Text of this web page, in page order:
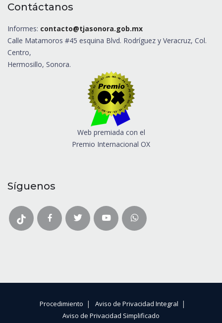
Contáctanos
Informes: contacto@tjasonora.gob.mx
Calle Matamoros #45 esquina Blvd. Rodríguez y Veracruz, Col.
Centro,
Hermosillo, Sonora.
Web premiada con el
Premio Internacional OX
Síguenos
Procedimiento | Aviso de Privacidad Integral |
Aviso de Privacidad Simplificado